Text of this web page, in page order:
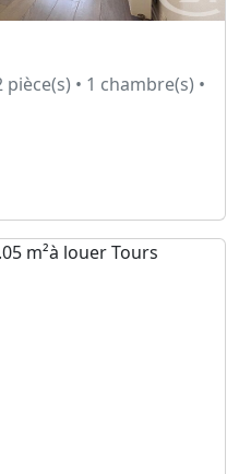
• 1 chambre(s) •